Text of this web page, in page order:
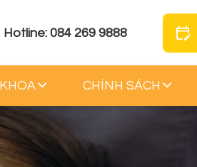
Hotline: 084 269 9888
CHÍNH SÁCH